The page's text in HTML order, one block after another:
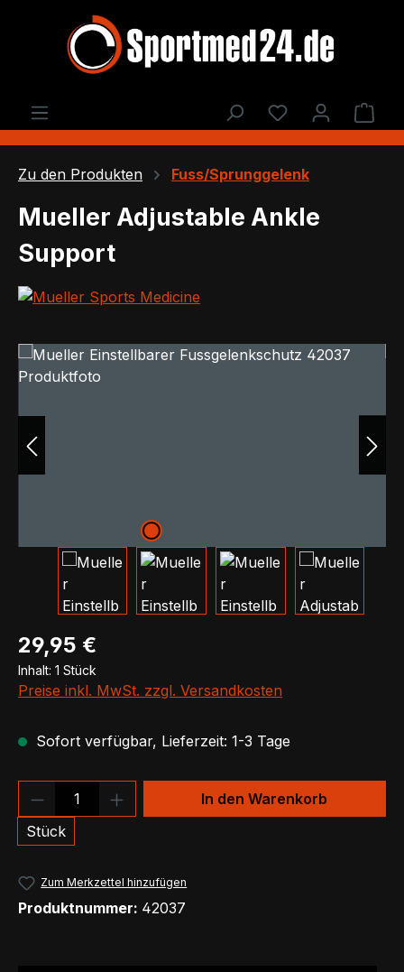
Zum Hauptinhalt springen
Du hast 0
Zu den Produkten Fuss/Sprunggelenk
Mueller Adjustable Ankle
Support
Bildergalerie überspringen
Regulärer Preis:
29,95 €
Inhalt: 1 Stück
Preise inkl. MwSt. zzgl. Versandkosten
Sofort verfügbar, Lieferzeit: 1-3 Tage
Produkt Anzahl: Gib den
Stück
In den Warenkorb
Zum Merkzettel hinzufügen
Produktnummer: 42037